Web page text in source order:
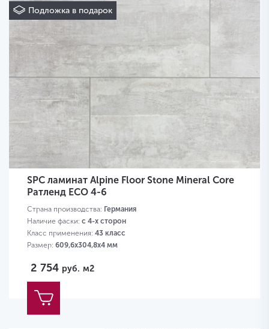
Подложка в подарок
SPC ламинат Alpine Floor Stone Mineral Core
Ратленд ECO 4-6
Страна производства: Германия
Наличие фаски: с 4-х сторон
Класс применения: 43 класс
Размер: 609,6х304,8х4 мм
2 754 руб. м2